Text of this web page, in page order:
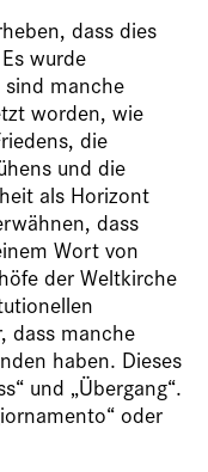
dass dies
wurde
manche
worden, wie
die
und die
als Horizont
dass
Wort von
der Weltkirche
dass manche
haben. Dieses
und „Übergang“.
oder